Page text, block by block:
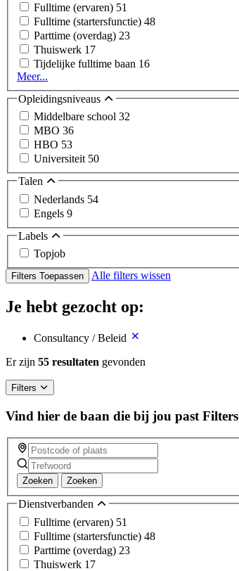
Fulltime (ervaren) 51
Fulltime (startersfunctie) 48
Parttime (overdag) 23
Thuiswerk 17
Tijdelijke fulltime baan 16
Meer...
Opleidingsniveaus
Middelbare school 32
MBO 36
HBO 53
Universiteit 50
Talen
Nederlands 54
Engels 9
Labels
Topjob
Filters Toepassen Alle filters wissen
Je hebt gezocht op:
Consultancy / Beleid
Er zijn 55 resultaten gevonden
Filters
Vind hier de baan die bij jou past Filters
Zoeken Zoeken
Dienstverbanden
Fulltime (ervaren) 51
Fulltime (startersfunctie) 48
Parttime (overdag) 23
Thuiswerk 17